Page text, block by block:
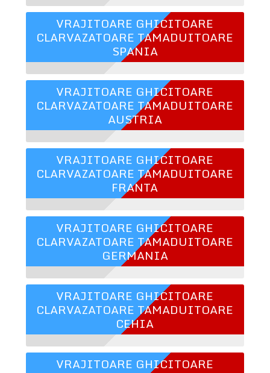
VRAJITOARE GHICITOARE
CLARVAZATOARE TAMADUITOARE
SPANIA
VRAJITOARE GHICITOARE
CLARVAZATOARE TAMADUITOARE
AUSTRIA
VRAJITOARE GHICITOARE
CLARVAZATOARE TAMADUITOARE
FRANTA
VRAJITOARE GHICITOARE
CLARVAZATOARE TAMADUITOARE
GERMANIA
VRAJITOARE GHICITOARE
CLARVAZATOARE TAMADUITOARE
CEHIA
VRAJITOARE GHICITOARE